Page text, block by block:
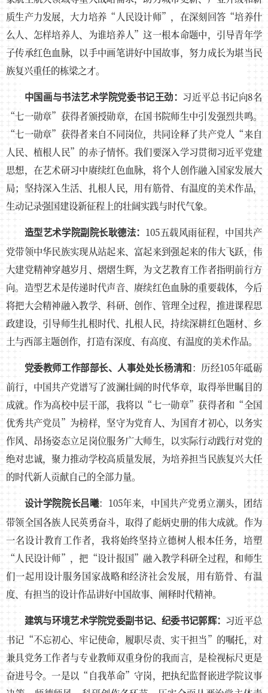
质生产力发展，大力培养“人民设计师”，在深刻回答“培养什
么人、怎样培养人、为谁培养人”这一根本命题中，引导青年学
子传承红色血脉，以手中画笔讲好中国故事，努力成长为堪当民
族复兴重任的栋梁之才。
中国画与书法艺术学院党委书记王劲： 习近平总书记向8名
“七一勋章”获得者颁授勋章，在国书院师生中引发强烈共鸣。
“七一勋章”获得者来自不同岗位，共同诠释了共产党人“来自
人民、植根人民”的赤子情怀。我们要深入学习贯彻习近平党建
思想，在艺术研习中赓续红色血脉，将个人创作融入国家发展大
局；坚持深入生活、扎根人民，用有筋骨、有温度的美术作品，
生动记录强国建设新征程上的壮阔实践与时代气象。
造型艺术学院副院长耿德法： 105五载风雨征程，中国共产
党带领中华民族实现从站起来、富起来到强起来的伟大飞跃，伟
大建党精神穿越岁月、熠熠生辉，为文艺教育工作者指明前行方
向。造型艺术是传递时代声音、赓续红色血脉的重要载体，今后
将把大会精神融入教学、科研、创作、管理全过程，推进课程思
政建设，引导师生扎根时代、扎根人民，持续深耕红色题材、乡
土与西部主题创作，打造有深度、有高度、有温度的美术作品。
党委教师工作部部长、人事处处长杨清和 ：历经105年砥砺
前行，中国共产党谱写了波澜壮阔的时代华章，取得举世瞩目的
成就。作为高校中层干部，我将以“七一勋章”获得者和“全国
优秀共产党员”为榜样，坚守为党育人、为国育才初心，以务实
作风、昂扬姿态立足岗位服务广大师生，以实际行动践行对党的
绝对忠诚，聚力推动学校高质量发展，为培养担当民族复兴大任
的时代新人贡献自己的全部力量。
设计学院院长吕曦：105年来，中国共产党勇立潮头，团结
带领全国各族人民英勇奋斗，取得了彪炳史册的伟大成就。作为
一名设计教育工作者，我将始终坚持立德树人根本任务，培塑
“人民设计师”，把“设计报国”融入教学科研全过程，和师生
们一起用设计服务国家战略和经济社会发展，用有筋骨、有温
度、有担当的设计作品讲好中国故事、阐释时代精神。
建筑与环境艺术学院党委副书记、纪委书记郭辉： 习近平总
书记“不忘初心、牢记使命，履职尽责、实干担当”的嘱托，对
兼具党务工作者与专业教师双重身份的我而言，是检视标尺更是
奋进号令。一是以“自我革命”守岗，把执纪监督嵌进学院议事